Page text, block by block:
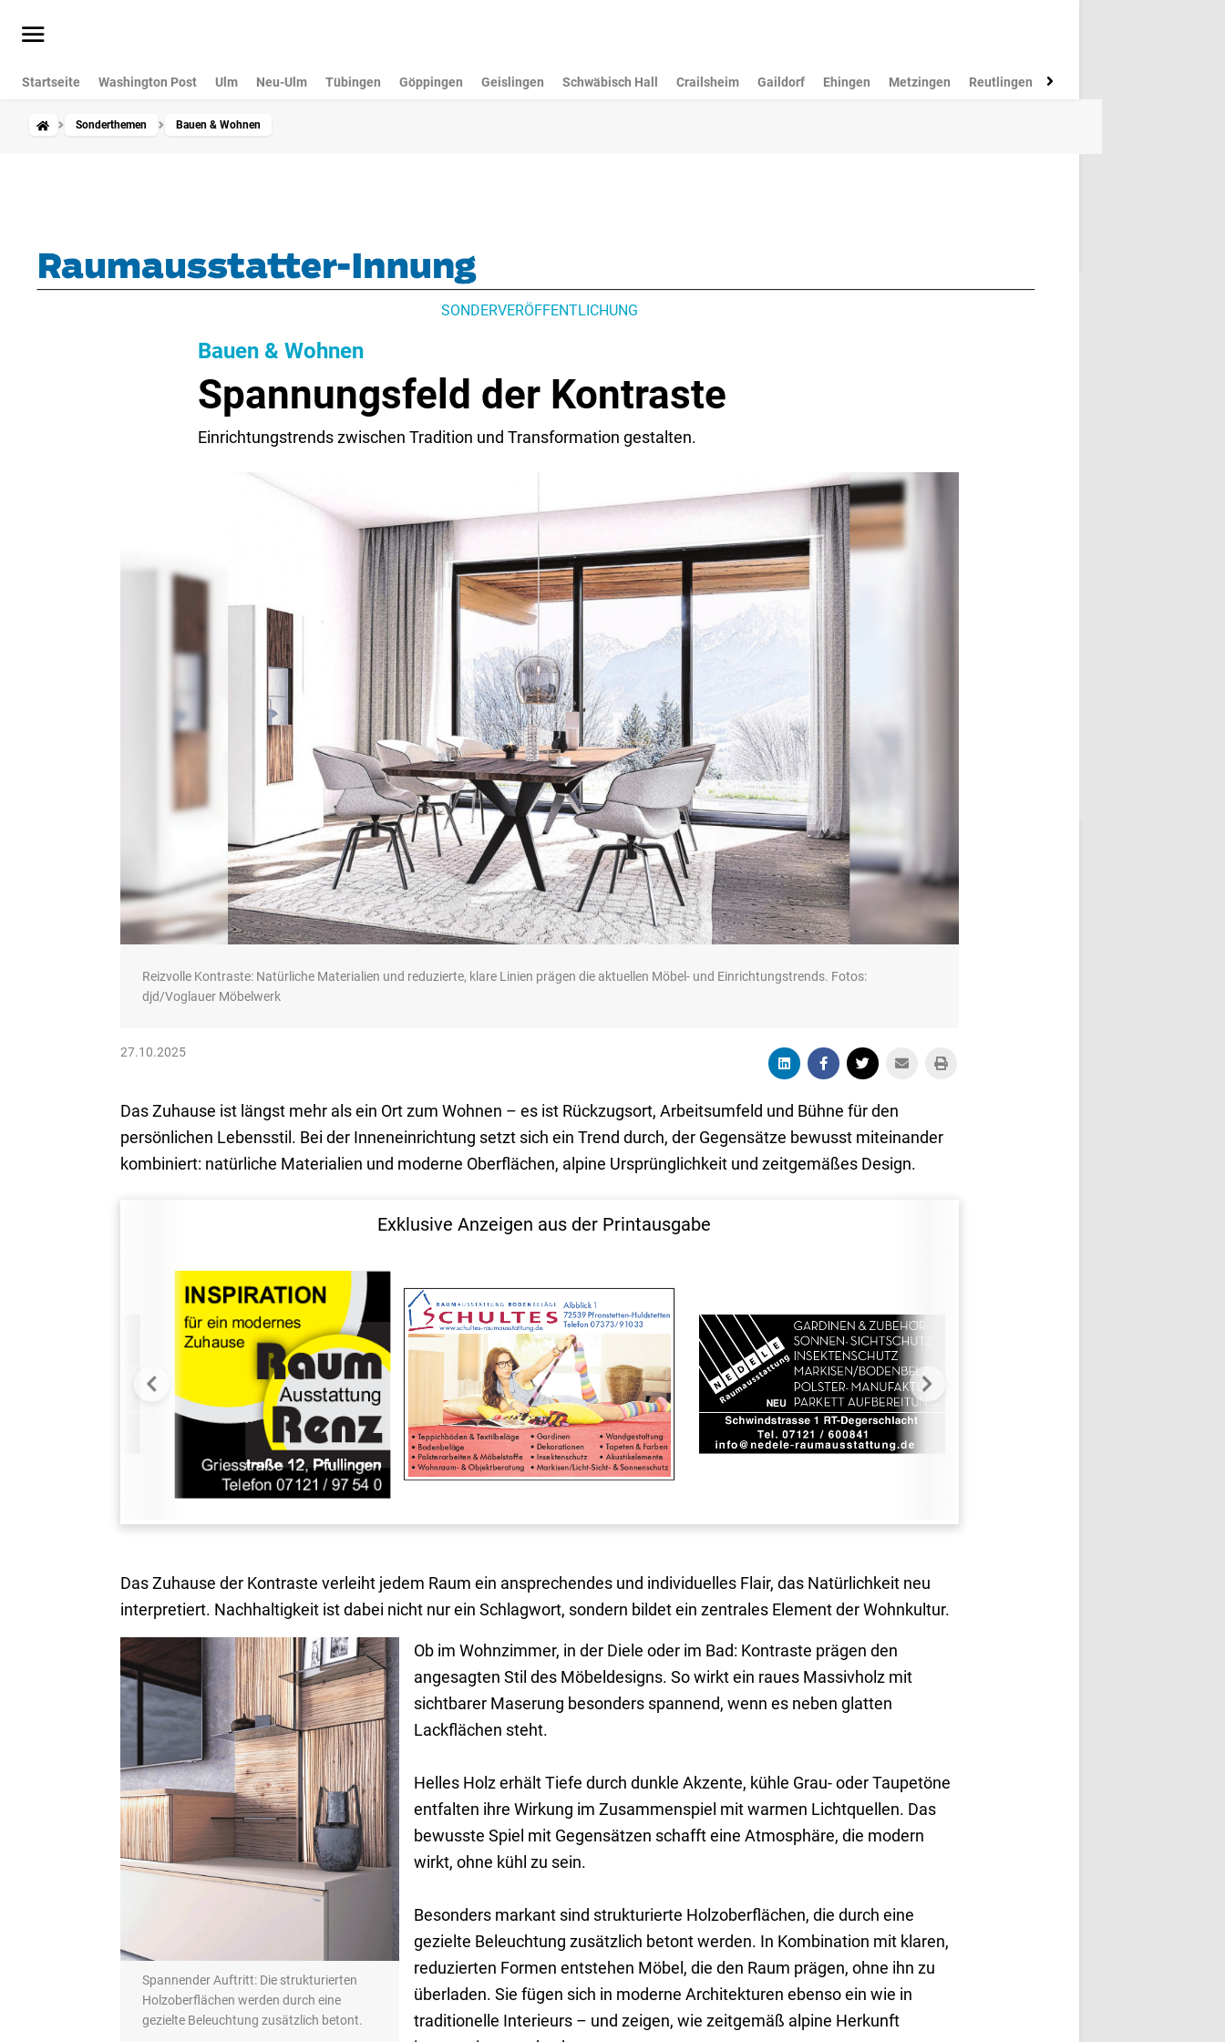
Startseite Washington Post Ulm Neu-Ulm Tübingen Göppingen Geislingen Schwäbisch Hall Crailsheim Gaildorf Ehingen Metzingen Reutlingen Münsingen
Sonderthemen Bauen & Wohnen
SONDERVERÖFFENTLICHUNG
Bauen & Wohnen
Spannungsfeld der Kontraste
Einrichtungstrends zwischen Tradition und Transformation gestalten.
Reizvolle Kontraste: Natürliche Materialien und reduzierte, klare Linien prägen die aktuellen Möbel- und Einrichtungstrends. Fotos:
djd/Voglauer Möbelwerk
27.10.2025
Das Zuhause ist längst mehr als ein Ort zum Wohnen – es ist Rückzugsort, Arbeitsumfeld und Bühne für den
persönlichen Lebensstil. Bei der Inneneinrichtung setzt sich ein Trend durch, der Gegensätze bewusst miteinander
kombiniert: natürliche Materialien und moderne Oberflächen, alpine Ursprünglichkeit und zeitgemäßes Design.
Exklusive Anzeigen aus der Printausgabe
Das Zuhause der Kontraste verleiht jedem Raum ein ansprechendes und individuelles Flair, das Natürlichkeit neu
interpretiert. Nachhaltigkeit ist dabei nicht nur ein Schlagwort, sondern bildet ein zentrales Element der Wohnkultur.
Spannender Auftritt: Die strukturierten
Holzoberflächen werden durch eine
gezielte Beleuchtung zusätzlich betont.
Ob im Wohnzimmer, in der Diele oder im Bad: Kontraste prägen den
angesagten Stil des Möbeldesigns. So wirkt ein raues Massivholz mit
sichtbarer Maserung besonders spannend, wenn es neben glatten
Lackflächen steht.
Helles Holz erhält Tiefe durch dunkle Akzente, kühle Grau- oder Taupetöne
entfalten ihre Wirkung im Zusammenspiel mit warmen Lichtquellen. Das
bewusste Spiel mit Gegensätzen schafft eine Atmosphäre, die modern
wirkt, ohne kühl zu sein.
Besonders markant sind strukturierte Holzoberflächen, die durch eine
gezielte Beleuchtung zusätzlich betont werden. In Kombination mit klaren,
reduzierten Formen entstehen Möbel, die den Raum prägen, ohne ihn zu
überladen. Sie fügen sich in moderne Architekturen ebenso ein wie in
traditionelle Interieurs – und zeigen, wie zeitgemäß alpine Herkunft